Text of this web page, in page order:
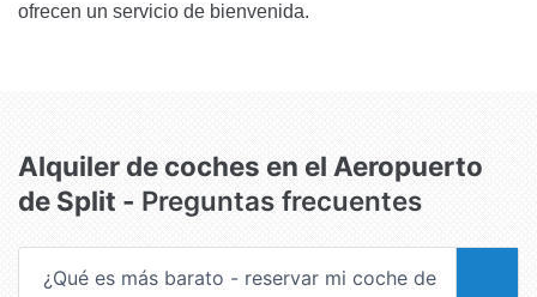
ofrecen un servicio de bienvenida.
Alquiler de coches en el Aeropuerto
de Split - Preguntas frecuentes
¿Qué es más barato - reservar mi coche de